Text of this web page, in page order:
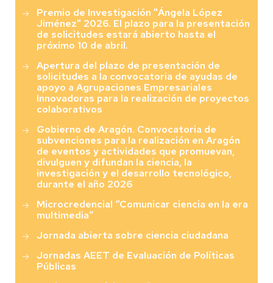
Premio de Investigación "Ángela López
Jiménez" 2026. El plazo para la presentación
de solicitudes estará abierto hasta el
próximo 10 de abril.
Apertura del plazo de presentación de
solicitudes a la convocatoria de ayudas de
apoyo a Agrupaciones Empresariales
Innovadoras para la realización de proyectos
colaborativos
Gobierno de Aragón. Convocatoria de
subvenciones para la realización en Aragón
de eventos y actividades que promuevan,
divulguen y difundan la ciencia, la
investigación y el desarrollo tecnológico,
durante el año 2026
Microcredencial “Comunicar ciencia en la era
multimedia”
Jornada abierta sobre ciencia ciudadana
Jornadas AEET de Evaluación de Políticas
Públicas